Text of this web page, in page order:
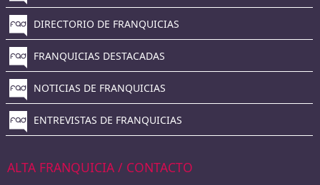
DIRECTORIO DE FRANQUICIAS
FRANQUICIAS DESTACADAS
NOTICIAS DE FRANQUICIAS
ENTREVISTAS DE FRANQUICIAS
ALTA FRANQUICIA / CONTACTO